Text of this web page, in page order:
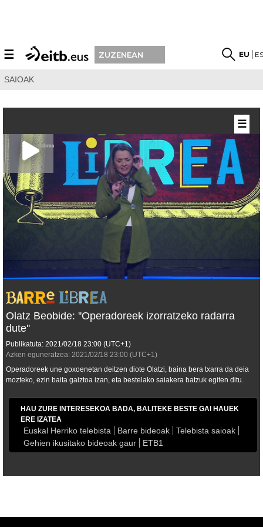
☰ ZUZENEAN EU
SAIOAK
Olatz Beobide: ''Operadoreek izorratzeko radarra
dute''
Publikatuta: 2021/02/18 23:00 (UTC+1)
Azken eguneratzea: 2021/02/18 23:00 (UTC+1)
Operadoreek une goxoenetan deitzen diote Olatzi, baina bera txarra da deia
mozteko, ezin baita gaiztoa izan, eta bestelako saiakera batzuk egiten ditu.
HAU ZURE INTERESEKOA BADA, BALITEKE BESTE GAI HAUEK
ERE IZATEA
Euskal Herriko telebista Barre bideoak
Telebista saioak
Gehien ikusitako bideoak gaur
ETB1
☰